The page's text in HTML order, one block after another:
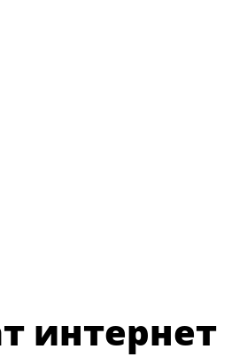
интернет